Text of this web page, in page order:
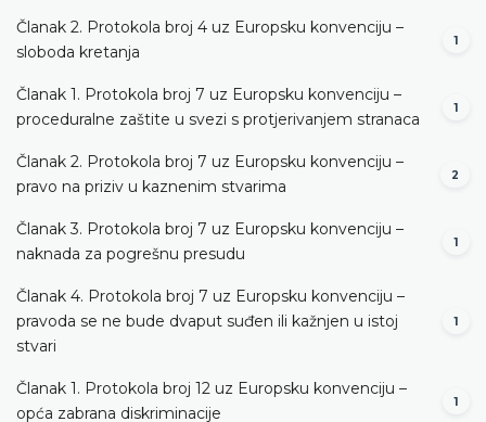
Članak 2. Protokola broj 4 uz Europsku konvenciju –
sloboda kretanja
1
Članak 1. Protokola broj 7 uz Europsku konvenciju –
proceduralne zaštite u svezi s protjerivanjem stranaca
1
Članak 2. Protokola broj 7 uz Europsku konvenciju –
pravo na priziv u kaznenim stvarima
2
Članak 3. Protokola broj 7 uz Europsku konvenciju –
naknada za pogrešnu presudu
1
Članak 4. Protokola broj 7 uz Europsku konvenciju –
pravoda se ne bude dvaput suđen ili kažnjen u istoj
stvari
1
Članak 1. Protokola broj 12 uz Europsku konvenciju –
opća zabrana diskriminacije
1